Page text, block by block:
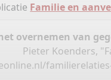
Familie en
overnemen van
Pieter Koenders,